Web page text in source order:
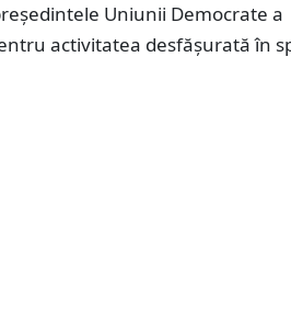
Uniunii Democrate a
activitatea desfășurată în